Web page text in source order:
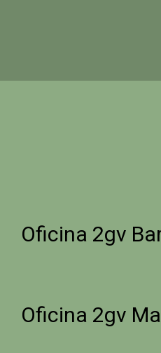
Oficina 2gv
Oficina 2gv